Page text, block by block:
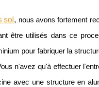
sol , nous avons fortement
être utilisés dans ce
pour fabriquer la
n'avez qu'à effectuer
avec une structure en